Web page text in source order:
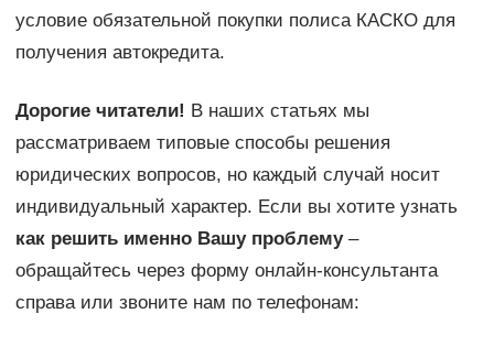
условие обязательной покупки полиса КАСКО для
получения автокредита.
Дорогие читатели! В наших статьях мы
рассматриваем типовые способы решения
юридических вопросов, но каждый случай носит
индивидуальный характер. Если вы хотите узнать
как решить именно Вашу проблему–
обращайтесь через форму онлайн-консультанта
справа или звоните нам по телефонам: